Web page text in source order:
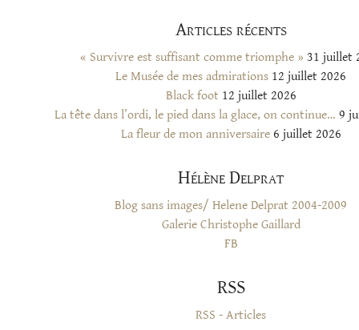
Articles récents
« Survivre est suffisant comme triomphe » 31 juillet
Le Musée de mes admirations 12 juillet 2026
Black foot 12 juillet 2026
La tête dans l’ordi, le pied dans la glace, on continue… 9
La fleur de mon anniversaire 6 juillet 2026
Hélène Delprat
Blog sans images/ Helene Delprat 2004-2009
Galerie Christophe Gaillard
FB
RSS
RSS - Articles